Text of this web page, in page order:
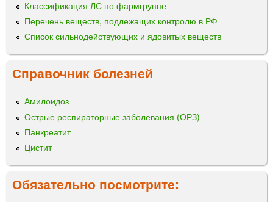
Классификация ЛС по фармгруппе
Перечень веществ, подлежащих контролю в РФ
Список сильнодействующих и ядовитых веществ
Справочник болезней
Амилоидоз
Острые респираторные заболевания (ОРЗ)
Панкреатит
Цистит
Обязательно посмотрите: